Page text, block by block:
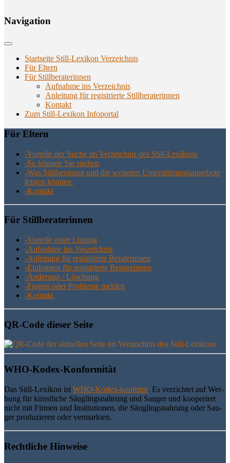
Navi­ga­ti­on
Startseite Still-Lexikon Verzeichnis
Für Eltern
Für Stillberaterinnen
Aufnahme ins Verzeichnis
Anlei­tung für regis­trier­te Stillberaterinnen
Kon­takt
Zum Still-Lexikon Infoportal
Für Eltern
-Vor­tei­le der Suche im Ver­zeich­nis des Still-Lexikons
-So kön­nen Sie suchen
-Was Still­be­ra­tung und die wei­te­ren Unter­stüt­zungs­an­ge­bo­te
leis­ten können
-Kon­takt
Für Still­be­ra­te­rin­nen
-Vor­tei­le einer Listung
-Auf­nah­me ins Verzeichnis
-Anlei­tung für regis­trier­te Beraterinnen
-Ein­log­gen für regis­trier­te Beraterinnen
-Ände­rung / Löschung
-Fra­gen oder Pro­ble­me melden
-Kon­takt
QR-Code die­ser Seite
WHO-Kodex-Kon­for­mi­tät
Das Still-Lexi­kon ist WHO-Kodex-kon­form. Es ver­zich­tet auf Wer­
bung für künst­li­che Säug­lings­nah­rung und Sau­ger und koope­riert
nicht mit Fir­men und Insti­tu­tio­nen, die Säug­lings­nah­rung oder Sau­
ger pro­du­zie­ren oder vermarkten.
Recht­li­che Hinweise